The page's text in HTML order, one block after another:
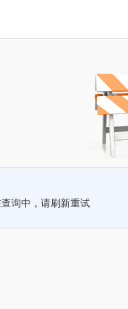
询中，请刷新重试